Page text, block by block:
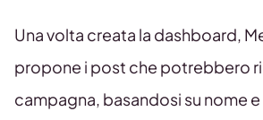
Una volta creata la dashboard,
propone i post che potrebbero
campagna, basandosi su nome